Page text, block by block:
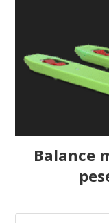
Balance